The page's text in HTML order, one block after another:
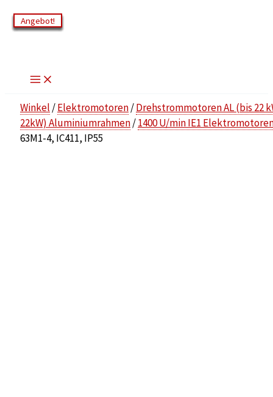
Zum
Inhalt
Winkel /Elektromotoren/Drehstrommotoren AL (bis 22
22kW) Aluminiumrahmen/1400 U/min IE1
63M1-4, IC411, IP55
Angebot!
Angebot!
Angebot!
Angebot!
Angebot!
Angebot!
Angebot!